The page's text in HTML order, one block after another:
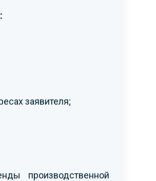
заявителя;
производственной